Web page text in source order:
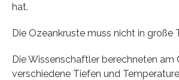
hat.
Die Ozeankruste muss nicht in große
Die Wissenschaftler berechneten am
verschiedene Tiefen und